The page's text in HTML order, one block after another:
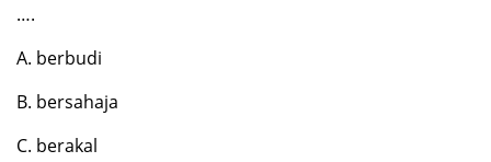
….
A. berbudi
B. bersahaja
C. berakal